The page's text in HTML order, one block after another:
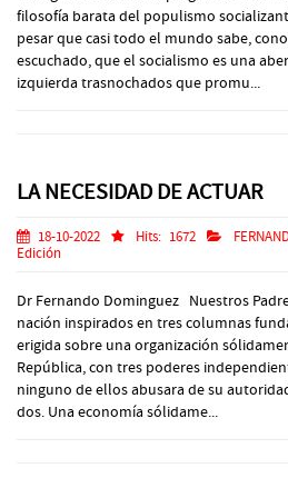
filosofía barata del populismo
pesar que casi todo el mundo sabe,
escuchado, que el socialismo es una
izquierda trasnochados que promu...
LA NECESIDAD DE ACTUAR
18-10-2022 Hits: 1672
Edición
Dr Fernando Dominguez Nuestros
nación inspirados en tres columnas
erigida sobre una organización
República, con tres poderes
ninguno de ellos abusara de su
dos. Una economía sólidame...